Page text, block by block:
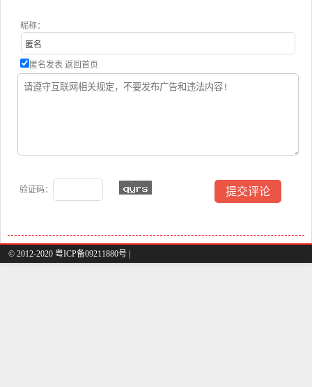
昵称：
匿名发表 返回首页
验证码：
© 2012-2020 粤ICP备09211880号 |